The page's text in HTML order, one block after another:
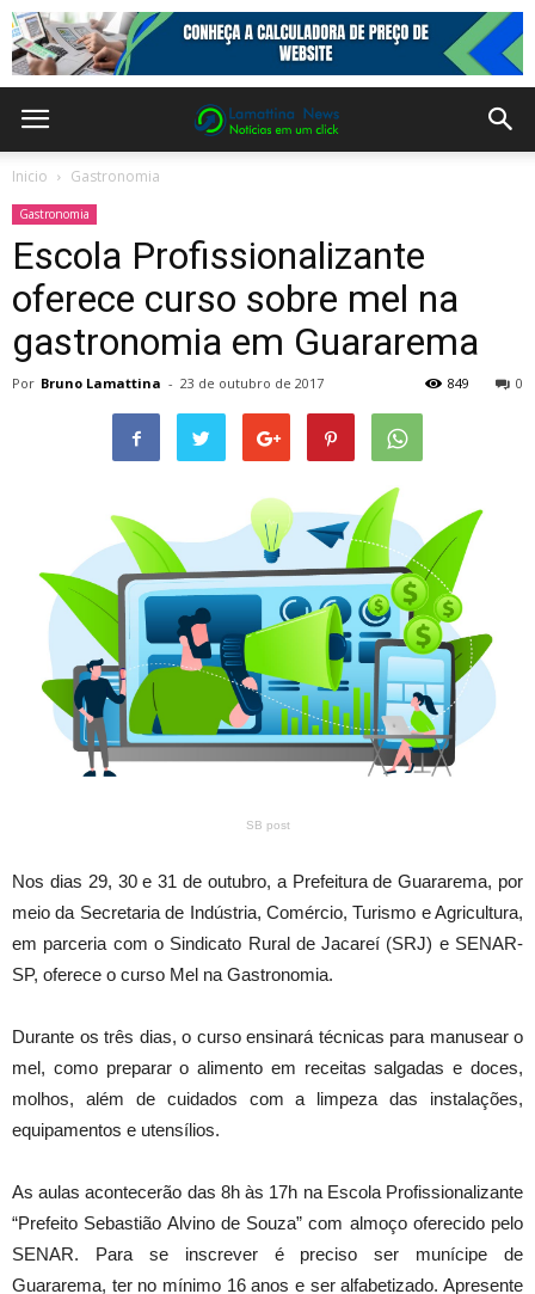
Inicio Gastronomia
Gastronomia
Escola Profissionalizante
oferece curso sobre mel na
gastronomia em Guararema
Por Bruno Lamattina - 23 de outubro de 2017 0
849
SB post
Nos dias 29, 30 e 31 de outubro, a Prefeitura de Guararema, por
meio da Secretaria de Indústria, Comércio, Turismo e Agricultura,
em parceria com o Sindicato Rural de Jacareí (SRJ) e SENAR-
SP, oferece o curso Mel na Gastronomia.
Durante os três dias, o curso ensinará técnicas para manusear o
mel, como preparar o alimento em receitas salgadas e doces,
molhos, além de cuidados com a limpeza das instalações,
equipamentos e utensílios.
As aulas acontecerão das 8h às 17h na Escola Profissionalizante
“Prefeito Sebastião Alvino de Souza” com almoço oferecido pelo
SENAR. Para se inscrever é preciso ser munícipe de
Guararema, ter no mínimo 16 anos e ser alfabetizado. Apresente